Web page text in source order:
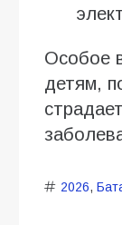
Особое
детям,
2026,